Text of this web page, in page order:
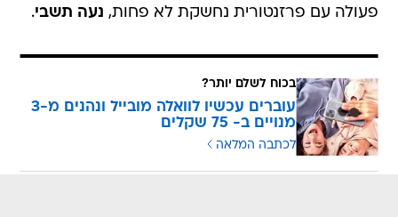
פעולה עם פרזנטורית נחשקת לא פחות, נעה תשבי.
בכוח לשלם יותר?
עוברים עכשיו לוואלה מובייל ונהנים מ-3
מנויים ב- 75 שקלים
לכתבה המלאה